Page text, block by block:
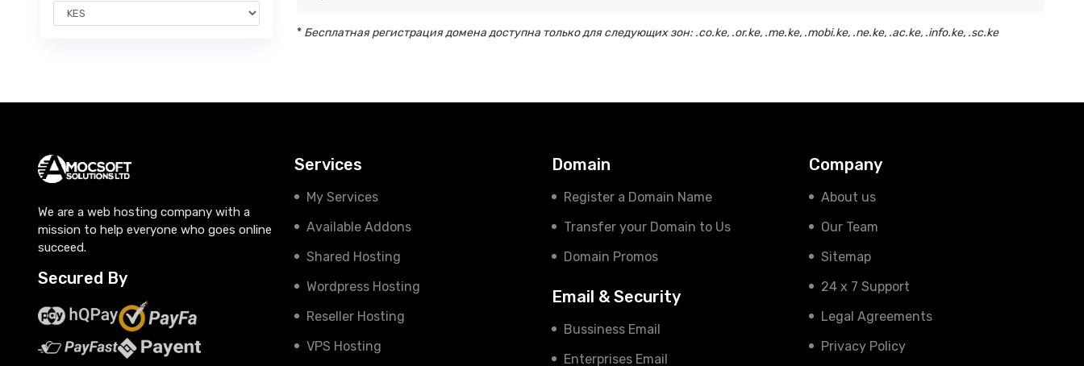
* Бесплатная регистрация домена доступна только для следующих зон: .co.ke, .or.ke, .me.ke, .mobi.ke, .ne.ke, .ac.ke, .info.ke, .sc.ke
We are a web hosting company with a
mission to help everyone who goes online
succeed.
Secured By
Services
My Services
Available Addons
Shared Hosting
Wordpress Hosting
Reseller Hosting
VPS Hosting
Domain
Register a Domain Name
Transfer your Domain to Us
Domain Promos
Email & Security
Bussiness Email
Enterprises Email
Company
About us
Our Team
Sitemap
24 x 7 Support
Legal Agreements
Privacy Policy